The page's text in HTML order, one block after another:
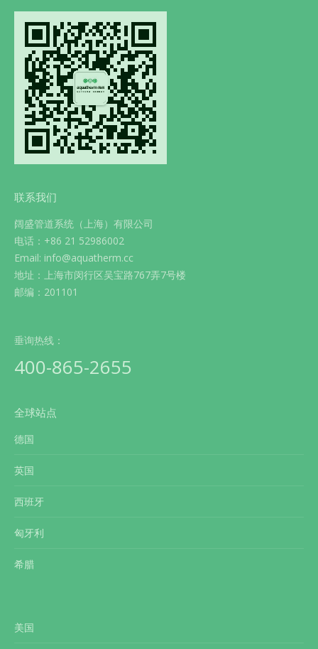
联系我们
阔盛管道系统（上海）有限公司
电话：+86 21 52986002
Email: info@aquatherm.cc
地址：上海市闵行区吴宝路767弄7号楼
邮编：201101
垂询热线：
400-865-2655
全球站点
德国
英国
西班牙
匈牙利
希腊
美国